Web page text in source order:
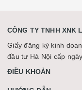
CÔNG TY TNHH XNK
Giấy đăng ký kinh
đầu tư Hà Nội cấp
ĐIỀU KHOẢN